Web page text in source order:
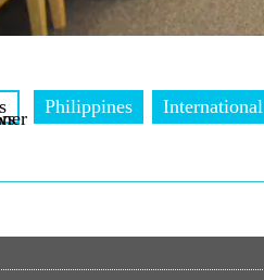
Philippines International